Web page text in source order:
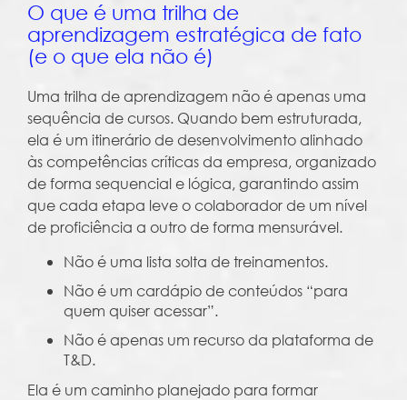
O que é uma trilha de
aprendizagem estratégica de fato
(e o que ela não é)
Uma trilha de aprendizagem não é apenas uma
sequência de cursos. Quando bem estruturada,
ela é um itinerário de desenvolvimento alinhado
às competências críticas da empresa, organizado
de forma sequencial e lógica, garantindo assim
que cada etapa leve o colaborador de um nível
de proficiência a outro de forma mensurável.
Não é uma lista solta de treinamentos.
Não é um cardápio de conteúdos “para
quem quiser acessar”.
Não é apenas um recurso da plataforma de
T&D.
Ela é um caminho planejado para formar